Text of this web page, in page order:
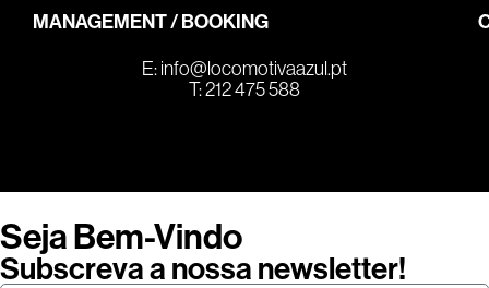
MANAGEMENT / BOOKING
E:info@locomotivaazul.pt
T: 212 475 588
Seja Bem-Vindo
Subscreva a nossa newsletter!